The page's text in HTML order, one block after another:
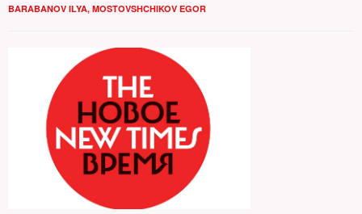
BARABANOV ILYA, MOSTOVSHCHIKOV EGOR